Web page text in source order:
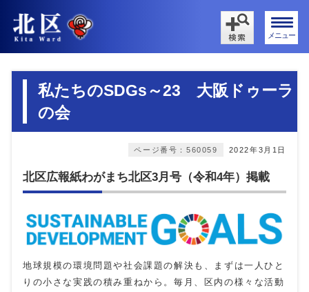
メニュー
私たちのSDGs～23 大阪ドゥーラ
の会
2022年3月1日
ページ番号：560059
北区広報紙わがまち北区3月号（令和4年）掲載
地球規模の環境問題や社会課題の解決も、まずは一人ひと
りの小さな実践の積み重ねから。毎月、区内の様々な活動